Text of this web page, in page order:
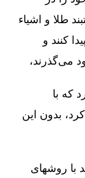
طلا و اشیاء
کنند و
می‌گذرند،
که با
بدون این
با روشهای